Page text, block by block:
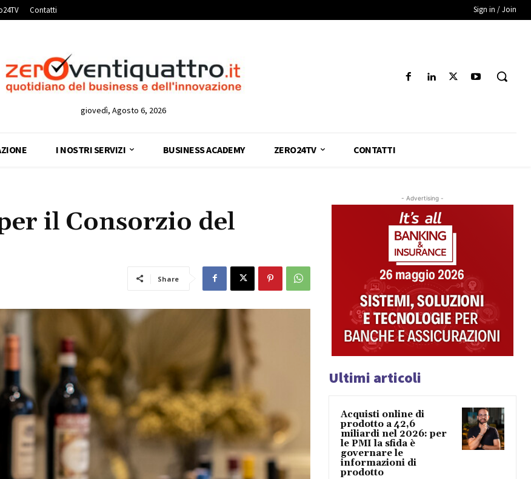
Contatti Sign in / Join
giovedì, Agosto 6, 2026
I NOSTRI SERVIZI BUSINESS ACADEMY ZERO24TV CONTATTI
il Consorzio del
Share
- Advertising -
Ultimi articoli
Acquisti online di
prodotto a 42,6
miliardi nel 2026: per
le PMI la sfida è
governare le
informazioni di
prodotto